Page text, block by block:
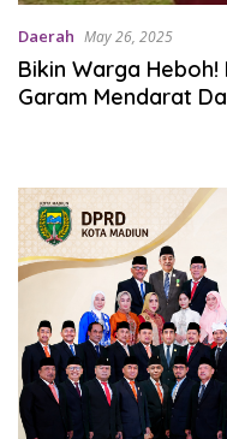
Daerah May 26, 2025
Bikin Warga
Garam Mendarat